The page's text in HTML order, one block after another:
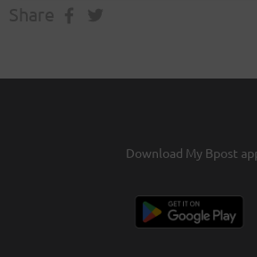
Download My Bpost